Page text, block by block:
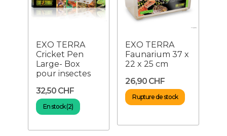
EXO TERRA
Cricket Pen
Large- Box
pour insectes
32,50 CHF
En stock (2)
EXO TERRA
Faunarium 37 x
22 x 25 cm
26,90 CHF
Rupture de stock